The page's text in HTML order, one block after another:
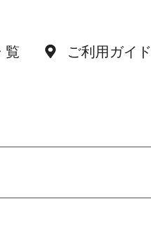
覧 ご利用ガイド